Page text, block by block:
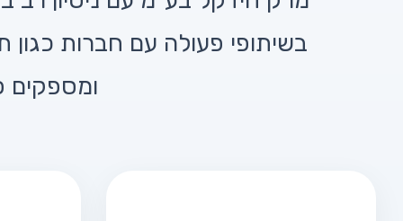
בשיתופי פעולה עם חברות
ומספקים